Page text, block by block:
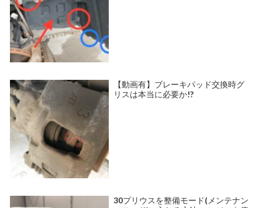
【動画有】ブレーキパッド交換時グ
リスは本当に必要か!?
30プリウスを整備モード(メンテナン